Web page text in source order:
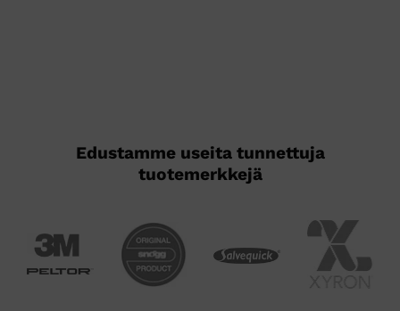
Edustamme useita tunnettuja
tuotemerkkejä